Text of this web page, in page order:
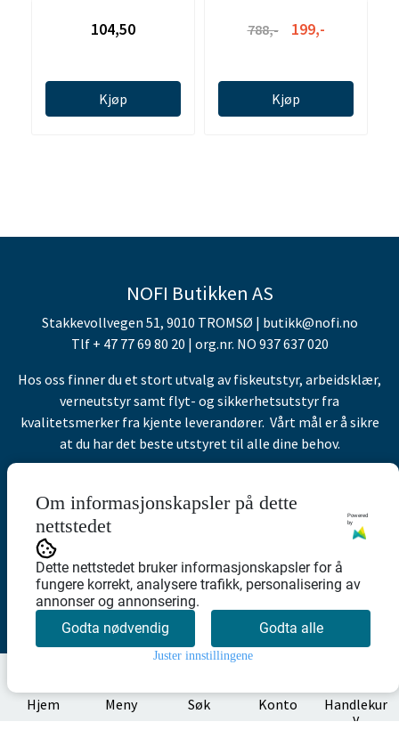
Hjem Meny Søk Konto
Handlekur
v
104,50
Kjøp
788,- 199,-
Kjøp
Om informasjonskapsler på dette
nettstedet
Powered
by
Dette nettstedet bruker informasjonskapsler for å
fungere korrekt, analysere trafikk, personalisering av
annonser og annonsering.
Godta nødvendig
Godta alle
Juster innstillingene
NOFI Butikken AS
Stakkevollvegen 51, 9010 TROMSØ | butikk@nofi.no
Tlf + 47 77 69 80 20 | org.nr. NO 937 637 020
Hos oss finner du et stort utvalg av fiskeutstyr, arbeidsklær,
verneutstyr samt flyt- og sikkerhetsutstyr fra
kvalitetsmerker fra kjente leverandører. Vårt mål er å sikre
at du har det beste utstyret til alle dine behov.
Kundeservice
Om oss
Personvern
Kontakt oss